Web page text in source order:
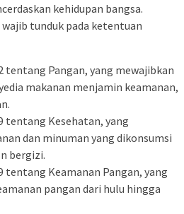
kehidupan bangsa.
tunduk pada ketentuan
tentang Pangan, yang mewajibkan
makanan menjamin keamanan,
tentang Kesehatan, yang
dan minuman yang dikonsumsi
bergizi.
tentang Keamanan Pangan, yang
pangan dari hulu hingga